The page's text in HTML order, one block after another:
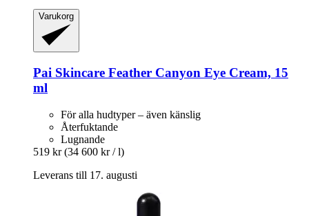
Varukorg
Pai Skincare Feather Canyon Eye Cream, 15
ml
För alla hudtyper – även känslig
Återfuktande
Lugnande
519 kr (34 600 kr / l)
Leverans till 17. augusti